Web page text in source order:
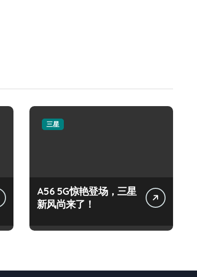
三星
A56 5G惊艳登场，三星
新风尚来了！